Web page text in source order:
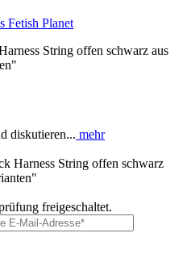
Fetish Planet
String offen schwarz aus
diskutieren... mehr
Harness String offen schwarz
freigeschaltet.